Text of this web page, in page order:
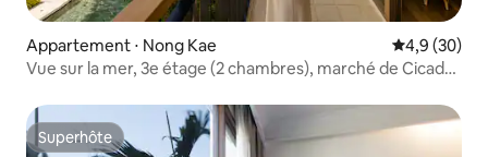
Appartement ⋅ Nong Kae Évaluation
4,9 (30)
Vue sur la mer, 3e étage (2 chambres), marché de Cicada
Superhôte
Superhôte